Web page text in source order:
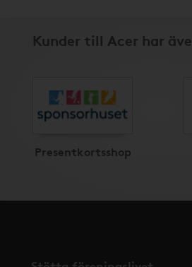
Kunder till Acer har
Presentkortsshop